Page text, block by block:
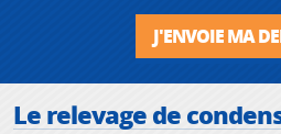
J'ENVOIE MA
Le relevage de